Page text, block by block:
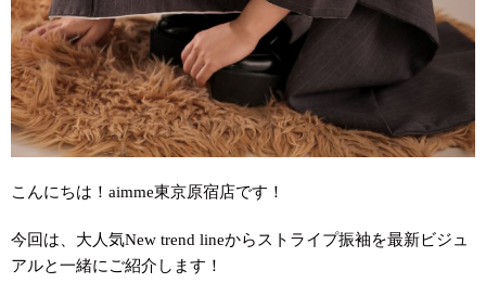
こんにちは！aimme東京原宿店です！
今回は、大人気New trend lineからストライプ振袖を最新ビジュ
アルと一緒にご紹介します！